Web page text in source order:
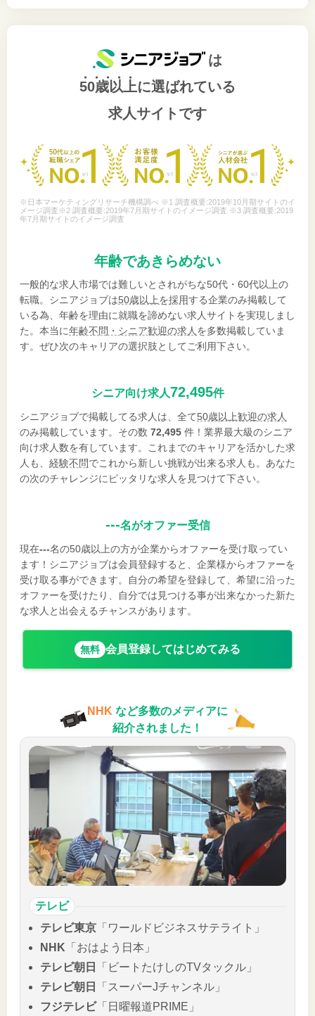
は
50歳以上に選ばれている
求人サイトです
※日本マーケティングリサーチ機構調べ ※1 調査概要:2019年10月期サイトのイ
メージ調査※2 調査概要:2019年7月期サイトのイメージ調査 ※3 調査概要:2019
年7月期サイトのイメージ調査
年齢であきらめない
一般的な求人市場では難しいとされがちな50代・60代以上の
転職。シニアジョブは50歳以上を採用する企業のみ掲載して
いる為、年齢を理由に就職を諦めない求人サイトを実現しまし
た。本当に年齢不問・シニア歓迎の求人 を多数掲載していま
す。ぜひ次のキャリアの選択肢としてご利用下さい。
シニア向け求人72,495件
シニアジョブで掲載してる求人は、全て50歳以上歓迎の求人
のみ掲載しています。その数 72,495 件！業界最大級のシニア
向け求人数を有しています。これまでのキャリアを活かした求
人も、 経験不問でこれから新しい挑戦が出来る求人も。あなた
の次のチャレンジにピッタリな求人を見つけて下さい。
---名がオファー受信
現在---名の50歳以上の方が企業からオファーを受け取ってい
ます！シニアジョブは会員登録すると、企業様からオファーを
受け取る事ができます。自分の希望を登録して、希望に沿った
オファーを受けたり、自分では見つける事が出来なかった新た
な求人と出会えるチャンスがあります。
無料 会員登録してはじめてみる
NHK など多数のメディアに
紹介されました！
テレビ
テレビ東京 「ワールドビジネスサテライト」
NHK 「おはよう日本」
テレビ朝日
「ビートたけしのTVタックル」
テレビ朝日
「スーパーJチャンネル」
フジテレビ「日曜報道PRIME」